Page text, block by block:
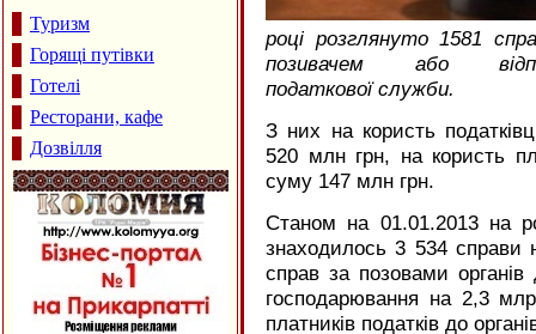
Туризм
Горящі путівки
Готелі
Ресторани, кафе
Дозвілля
році розглянуто 1581
позивачем або
податкової служби.
З них на користь
520 млн грн, на користь
суму 147 млн грн.
Станом на 01.01.2013 на
знаходилось 3 534
справ за позовами органів
господарювання на 2,3
платників податків до